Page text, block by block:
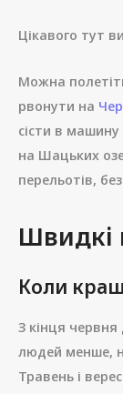
Цікавого тут
Можна
рвонути на
сісти в машину
на Шацьких
перельотів,
Швидкі
Коли
З кінця
людей менше,
Травень і